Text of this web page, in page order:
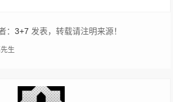
：3+7 发表，转载请注明来源！
生